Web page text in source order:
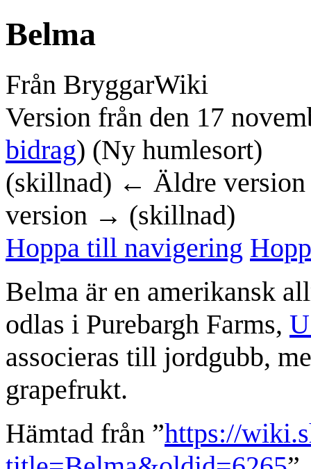
Belma
Från BryggarWiki
Version från den 17
bidrag) (Ny humlesort)
(skillnad) ← Äldre version
version → (skillnad)
Hoppa till navigering
Belma är en amerikansk
odlas i Purebargh Farms,
associeras till jordgubb,
grapefrukt.
Hämtad från ”https://